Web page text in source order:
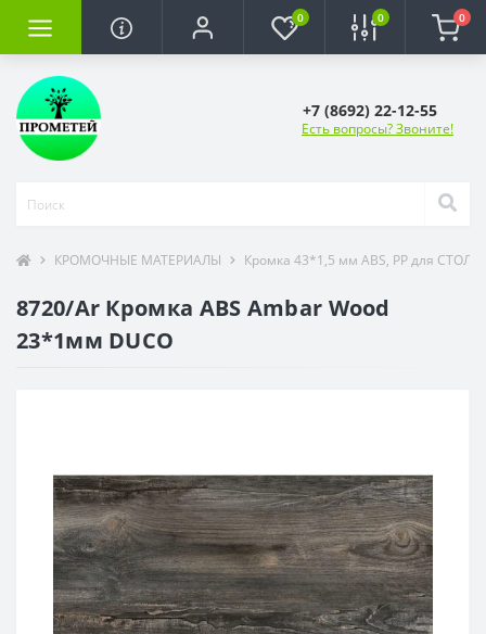
0 0 0
+7 (8692) 22-12-55
Есть вопросы? Звоните!
КРОМОЧНЫЕ МАТЕРИАЛЫ Кромка 43*1,5 мм ABS, PP для
8720/Ar Кромка ABS Ambar Wood
23*1мм DUCO